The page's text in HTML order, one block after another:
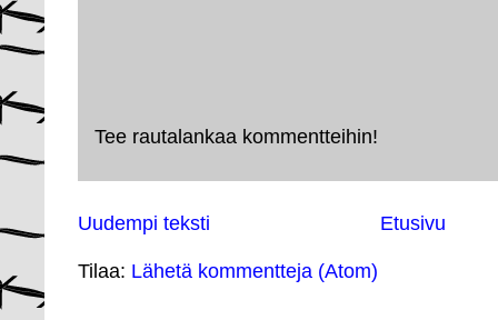
Tee rautalankaa kommentteihin!
Uudempi teksti Etusivu
Tilaa: Lähetä kommentteja (Atom)